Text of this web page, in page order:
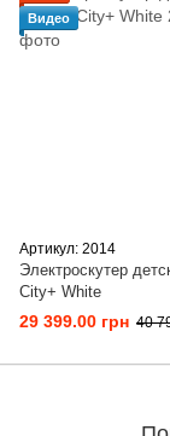
Видео
Артикул: 2014
Электроскутер
City+ White
29 399.00 грн 40